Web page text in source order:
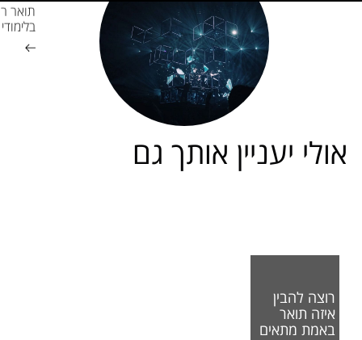
תואר
אולי יעניין אותך גם
רוצה להבין
איזה תואר
באמת מתאים